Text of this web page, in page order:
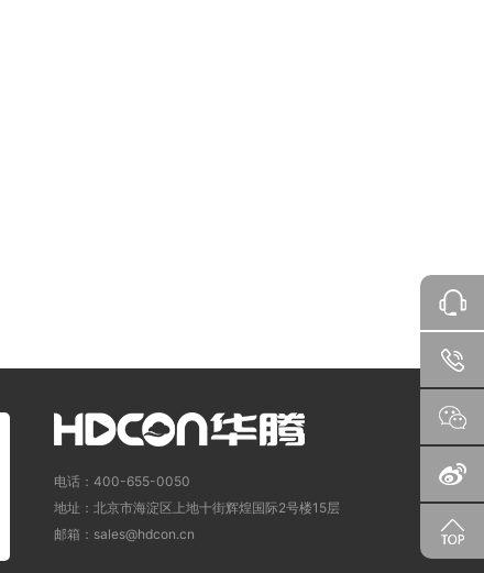
电话：400-655-0050
地址：北京市海淀区上地十街辉煌国际2号楼15层
邮箱：sales@hdcon.cn